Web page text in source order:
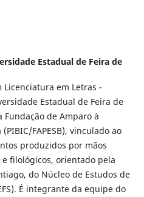
Estadual de Feira de
em Letras -
Estadual de Feira de
Fundação de Amparo à
FAPESB), vinculado ao
produzidos por mãos
filológicos, orientado pela
do Núcleo de Estudos de
É integrante da equipe do